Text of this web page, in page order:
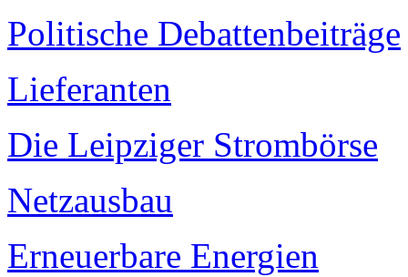
Politische Debattenbeiträge
Lieferanten
Die Leipziger Strombörse
Netzausbau
Erneuerbare Energien